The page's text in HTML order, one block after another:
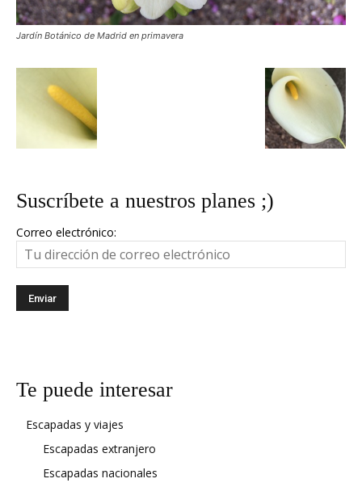
Jardín Botánico de Madrid en primavera
Suscríbete a nuestros planes ;)
Correo electrónico:
Te puede interesar
Escapadas y viajes
Escapadas extranjero
Escapadas nacionales